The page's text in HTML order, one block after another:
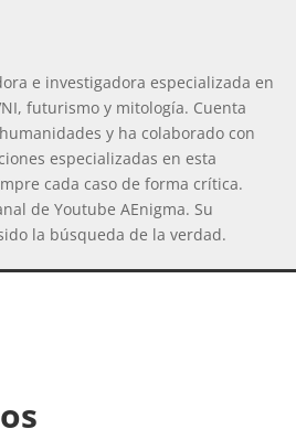
e investigadora especializada en
futurismo y mitología. Cuenta
y ha colaborado con
especializadas en esta
cada caso de forma crítica.
de Youtube AEnigma. Su
la búsqueda de la verdad.